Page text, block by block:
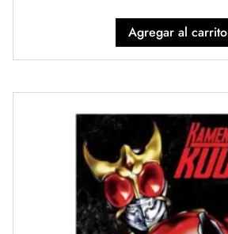
Agregar al carrito